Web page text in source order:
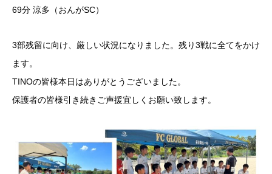
69分 涼多（おんがSC）
3部残留に向け、厳しい状況になりました。残り3戦に全てをかけ
ます。
TINOの皆様本日はありがとうございました。
保護者の皆様引き続きご声援宜しくお願い致します。